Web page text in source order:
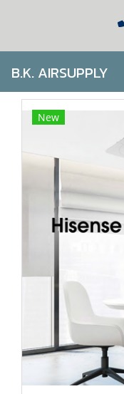
B.K. AIRSUPPLY
AIR CONDITIONING
New